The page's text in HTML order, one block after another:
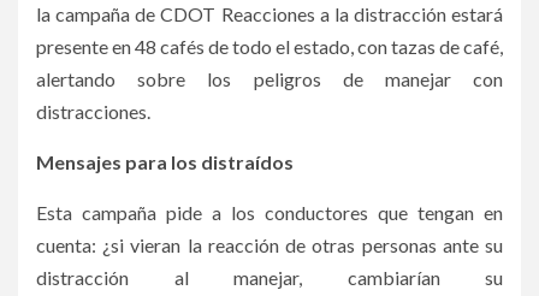
la campaña de CDOT Reacciones a la distracción estará
presente en 48 cafés de todo el estado, con tazas de café,
alertando sobre los peligros de manejar con
distracciones.
Mensajes para los distraídos
Esta campaña pide a los conductores que tengan en
cuenta: ¿si vieran la reacción de otras personas ante su
distracción al manejar, cambiarían su